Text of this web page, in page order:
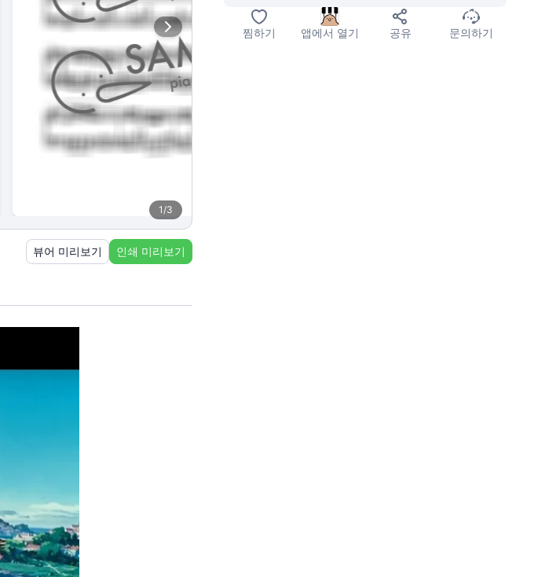
1/3
뷰어 미리보기 인쇄 미리보기
찜하기 앱에서 열기 공유 문의하기